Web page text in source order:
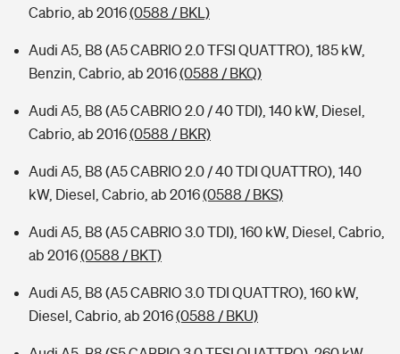
Cabrio, ab 2016(0588 / BKL)
Audi A5, B8 (A5 CABRIO 2.0 TFSI QUATTRO), 185 kW,
Benzin, Cabrio, ab 2016(0588 / BKQ)
Audi A5, B8 (A5 CABRIO 2.0 / 40 TDI), 140 kW, Diesel,
Cabrio, ab 2016(0588 / BKR)
Audi A5, B8 (A5 CABRIO 2.0 / 40 TDI QUATTRO), 140
kW, Diesel, Cabrio, ab 2016(0588 / BKS)
Audi A5, B8 (A5 CABRIO 3.0 TDI), 160 kW, Diesel, Cabrio,
ab 2016(0588 / BKT)
Audi A5, B8 (A5 CABRIO 3.0 TDI QUATTRO), 160 kW,
Diesel, Cabrio, ab 2016(0588 / BKU)